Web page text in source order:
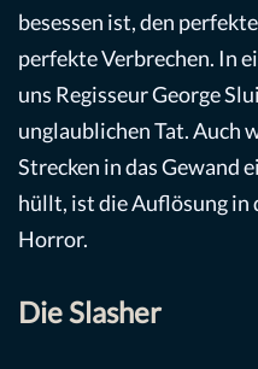
besessen ist, den
perfekte Verbrechen. In
uns Regisseur George
unglaublichen Tat. Auch
Strecken in das Gewand
hüllt, ist die Auflösung in
Horror.
Die Slasher